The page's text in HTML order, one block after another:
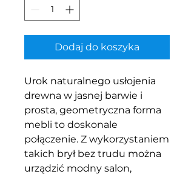
Dodaj do koszyka
Urok naturalnego usłojenia
drewna w jasnej barwie i
prosta, geometryczna forma
mebli to doskonale
połączenie. Z wykorzystaniem
takich brył bez trudu można
urządzić modny salon,